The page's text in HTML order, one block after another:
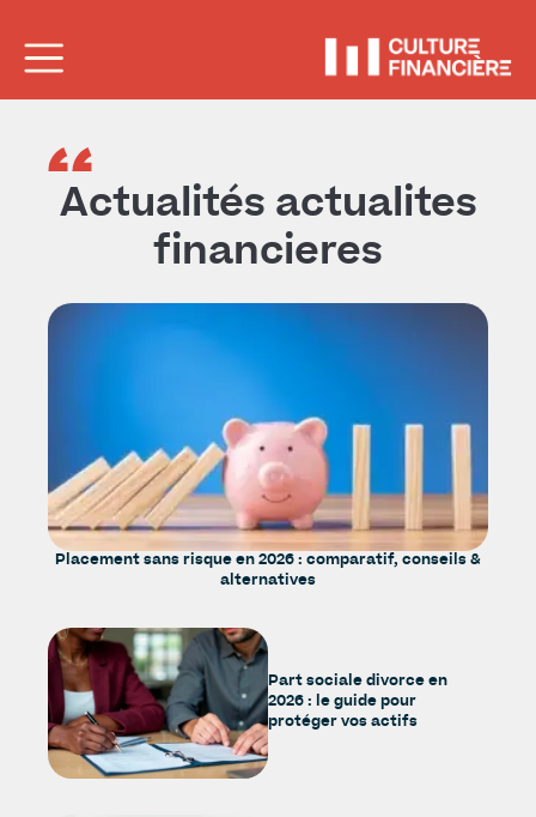
Actualités actualites
financieres
Placement sans risque en 2026 : comparatif, conseils &
alternatives
Part sociale divorce en
2026 : le guide pour
protéger vos actifs